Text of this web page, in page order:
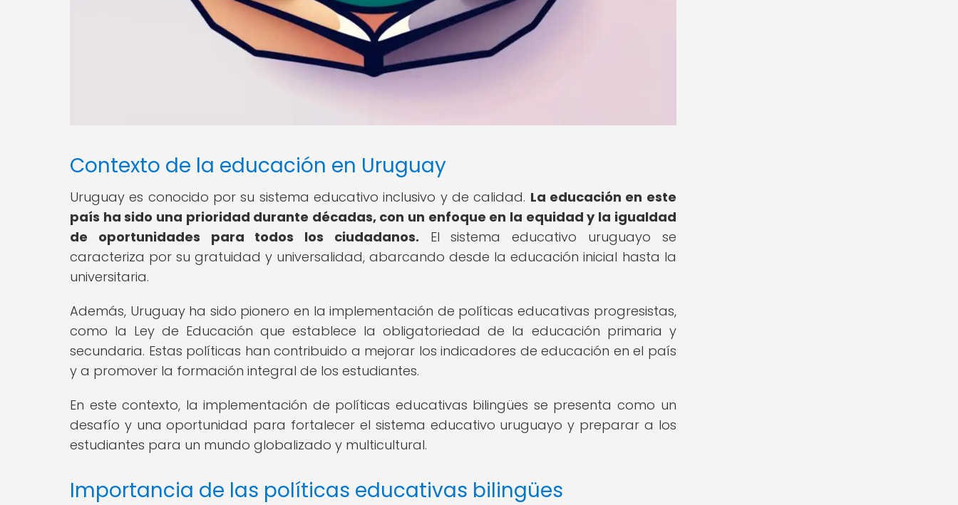
Contexto de la educación en Uruguay
Uruguay es conocido por su sistema educativo inclusivo y de calidad. La educación en este
país ha sido una prioridad durante décadas, con un enfoque en la equidad y la igualdad
de oportunidades para todos los ciudadanos. El sistema educativo uruguayo se
caracteriza por su gratuidad y universalidad, abarcando desde la educación inicial hasta la
universitaria.
Además, Uruguay ha sido pionero en la implementación de políticas educativas progresistas,
como la Ley de Educación que establece la obligatoriedad de la educación primaria y
secundaria. Estas políticas han contribuido a mejorar los indicadores de educación en el país
y a promover la formación integral de los estudiantes.
En este contexto, la implementación de políticas educativas bilingües se presenta como un
desafío y una oportunidad para fortalecer el sistema educativo uruguayo y preparar a los
estudiantes para un mundo globalizado y multicultural.
Importancia de las políticas educativas bilingües